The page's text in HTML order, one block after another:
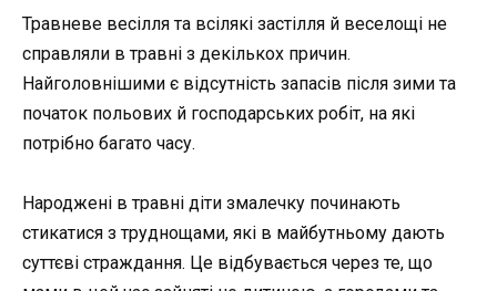
Травневе весілля та всілякі застілля й веселощі не
справляли в травні з декількох причин.
Найголовнішими є відсутність запасів після зими та
початок польових й господарських робіт, на які
потрібно багато часу.
Народжені в травні діти змалечку починають
стикатися з труднощами, які в майбутньому дають
суттєві страждання. Це відбувається через те, що